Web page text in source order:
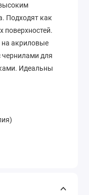
Подходят как
поверхностей.
на акриловые
чернилами для
Идеальны